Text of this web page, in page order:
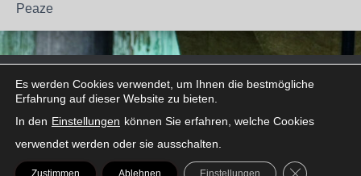
Peaze
FACEBOOK INSTAGRAMLINKEDIN SNAPCHAT THREADS TIKTOK X
Es werden Cookies verwendet, um Ihnen die bestmögliche
Erfahrung auf dieser Website zu bieten.
In den Einstellungen können Sie erfahren, welche Cookies
verwendet werden oder sie ausschalten.
Zustimmen Ablehnen Einstellungen GDPR